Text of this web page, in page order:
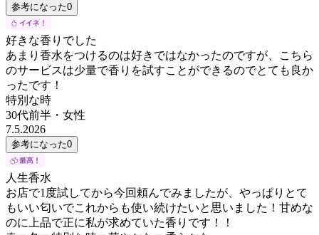
参考になった0
好きな香りでした
あまり香水をつけるのは好きではなかったのですが、こちら
のサービスは少量で香りを試すことができるのでとても良か
ったです！
特別な時
30代前半 ・ 女性
7.5.2026
参考になった0
人生香水
お店で1度試してから今回頼んでみましたが、やっぱりとて
もいい匂いでこれからも使い続けたいと思いました！甘めな
のに上品で正に私が求めていた香りです！！